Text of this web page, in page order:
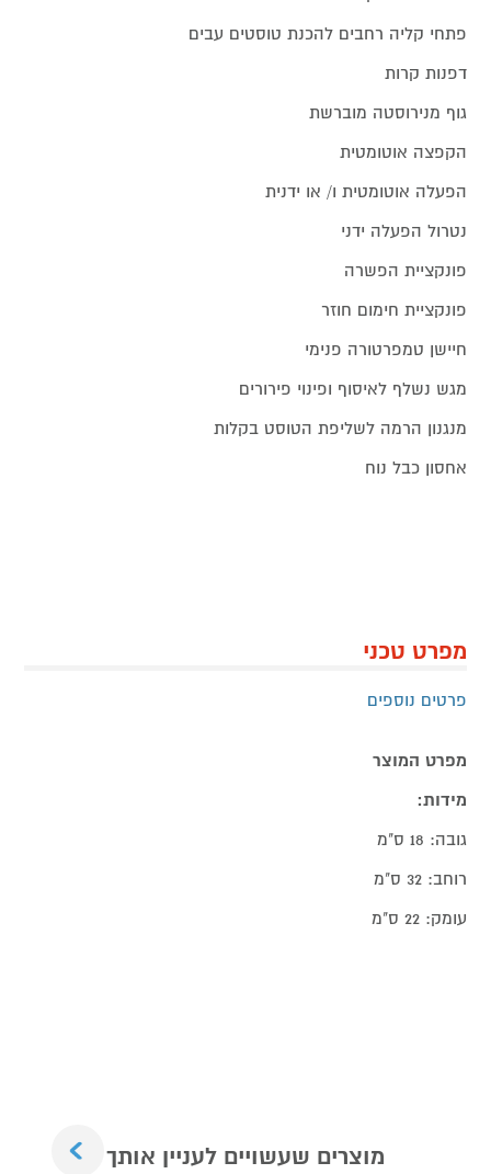
פתחי קליה רחבים להכנת טוסטים עבים
דפנות קרות
גוף מנירוסטה מוברשת
הקפצה אוטומטית
הפעלה אוטומטית ו/ או ידנית
נטרול הפעלה ידני
פונקציית הפשרה
פונקציית חימום חוזר
חיישן טמפרטורה פנימי
מגש נשלף לאיסוף ופינוי פירורים
מנגנון הרמה לשליפת הטוסט בקלות
אחסון כבל נוח
מפרט טכני
פרטים נוספים
מפרט המוצר
מידות:
גובה: 18 ס"מ
רוחב: 32 ס"מ
עומק: 22 ס"מ
מוצרים שעשויים לעניין אותך